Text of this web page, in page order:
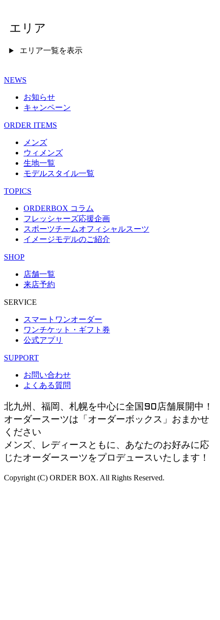
エリア
エリア一覧を表示
NEWS
お知らせ
キャンペーン
ORDER ITEMS
メンズ
ウィメンズ
生地一覧
モデルスタイル一覧
TOPICS
ORDERBOX コラム
フレッシャーズ応援企画
スポーツチームオフィシャルスーツ
イメージモデルのご紹介
SHOP
店舗一覧
来店予約
SERVICE
スマートワンオーダー
ワンチケット・ギフト券
公式アプリ
SUPPORT
お問い合わせ
よくある質問
北九州、福岡、札幌を中心に全国90店舗展開中！
オーダースーツは「オーダーボックス」おまかせ
ください
メンズ、レディースともに、あなたのお好みに応
じたオーダースーツをプロデュースいたします！
Copyright (C) ORDER BOX. All Rights Reserved.